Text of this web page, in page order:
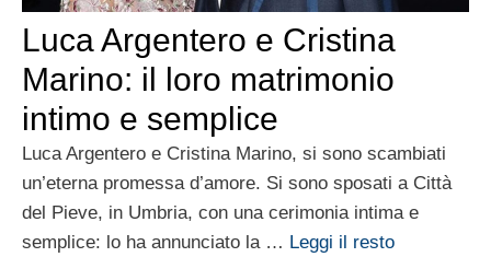
Luca Argentero e Cristina
Marino: il loro matrimonio
intimo e semplice
Luca Argentero e Cristina Marino, si sono scambiati
un’eterna promessa d’amore. Si sono sposati a Città
del Pieve, in Umbria, con una cerimonia intima e
semplice: lo ha annunciato la … Leggi il resto